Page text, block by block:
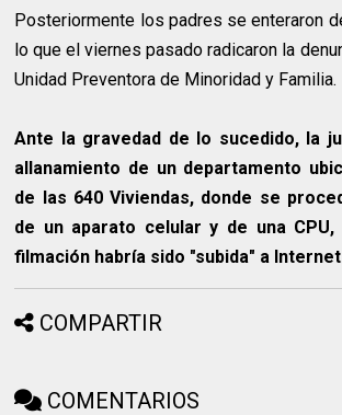
Posteriormente los padres se enteraron
lo que el viernes pasado radicaron la
Unidad Preventora de Minoridad y Familia.
Ante la gravedad de lo sucedido, la
allanamiento de un departamento
de las 640 Viviendas, donde se
de un aparato celular y de una CPU,
filmación habría sido "subida" a
COMPARTIR
COMENTARIOS